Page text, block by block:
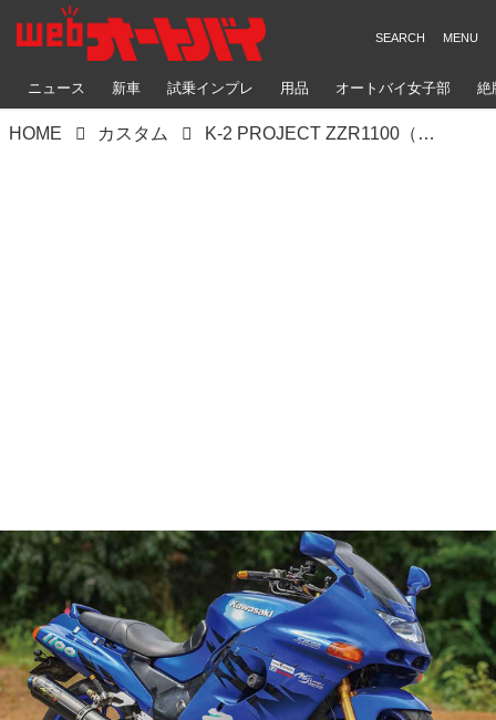
ニュース 新車 試乗インプレ 用品 オートバイ女子部 絶
HOME カスタム K-2 PROJECT ZZR1100（カワサキ ZZR1100）充実の水冷旗艦に個性的にかつ長く乗る処方を施す【Heritage&Legends】